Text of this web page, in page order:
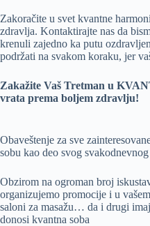
Zakoračite u svet kvantne
zdravlja. Kontaktirajte nas da
krenuli zajedno ka putu
podržati na svakom koraku, jer
Zakažite Vaš Tretman u
vrata prema boljem zdravlju!
Obaveštenje za sve
sobu kao deo svog
Obzirom na ogroman broj
organizujemo promocije i u
saloni za masažu… da i drugi
donosi kvantna soba